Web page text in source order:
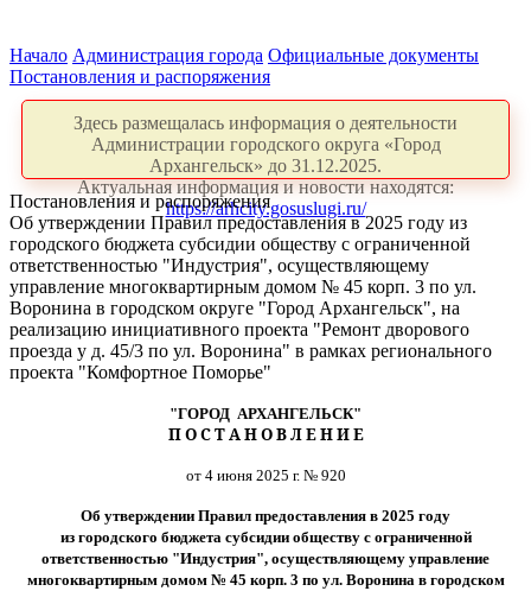
Начало Администрация города Официальные документы
Постановления и распоряжения
Здесь размещалась информация о деятельности
Администрации городского округа «Город
Архангельск» до 31.12.2025.
Актуальная информация и новости находятся:
https://arhcity.gosuslugi.ru/
Постановления и распоряжения
Об утверждении Правил предоставления в 2025 году из
городского бюджета субсидии обществу с ограниченной
ответственностью "Индустрия", осуществляющему
управление многоквартирным домом № 45 корп. 3 по ул.
Воронина в городском округе "Город Архангельск", на
реализацию инициативного проекта "Ремонт дворового
проезда у д. 45/3 по ул. Воронина" в рамках регионального
проекта "Комфортное Поморье"
"ГОРОД АРХАНГЕЛЬСК"
П О С Т А Н О В Л Е Н И Е
от 4 июня 2025 г. № 920
Об утверждении Правил предоставления в 2025 году
из городского бюджета субсидии обществу с ограниченной
ответственностью "Индустрия", осуществляющему управление
многоквартирным домом № 45 корп. 3 по ул. Воронина в городском